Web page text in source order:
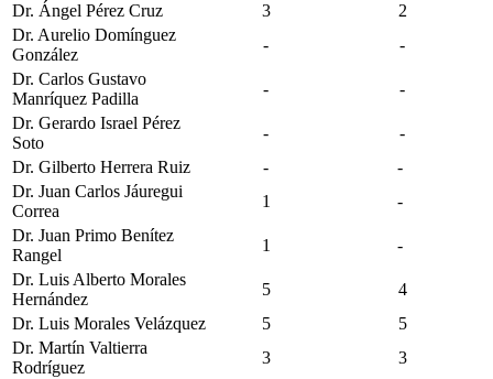
Dr. Ángel Pérez Cruz
3
2
Dr. Aurelio Domínguez
González
-
-
Dr. Carlos Gustavo
Manríquez Padilla
-
-
Dr. Gerardo Israel Pérez
Soto
-
-
Dr. Gilberto Herrera Ruiz
-
-
Dr. Juan Carlos Jáuregui
Correa
1
-
Dr. Juan Primo Benítez
Rangel
1
-
Dr. Luis Alberto Morales
Hernández
5
4
Dr. Luis Morales Velázquez
5
5
Dr. Martín Valtierra
Rodríguez
3
3